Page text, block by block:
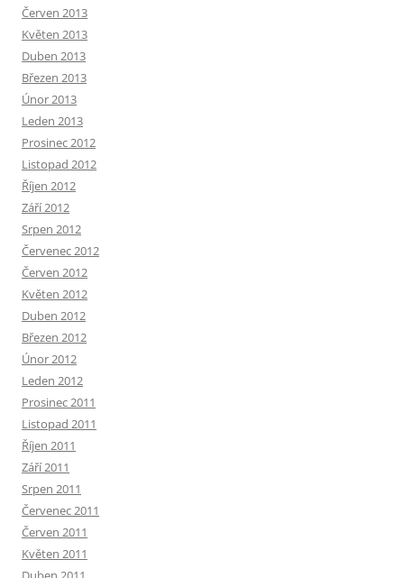
Červen 2013
Květen 2013
Duben 2013
Březen 2013
Únor 2013
Leden 2013
Prosinec 2012
Listopad 2012
Říjen 2012
Září 2012
Srpen 2012
Červenec 2012
Červen 2012
Květen 2012
Duben 2012
Březen 2012
Únor 2012
Leden 2012
Prosinec 2011
Listopad 2011
Říjen 2011
Září 2011
Srpen 2011
Červenec 2011
Červen 2011
Květen 2011